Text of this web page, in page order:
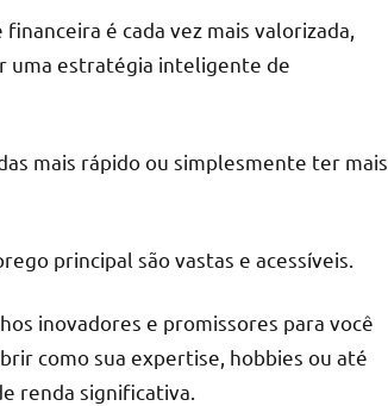
é cada vez mais valorizada,
uma estratégia inteligente de
mais rápido ou simplesmente ter mais
principal são vastas e acessíveis.
inovadores e promissores para você
como sua expertise, hobbies ou até
renda significativa.